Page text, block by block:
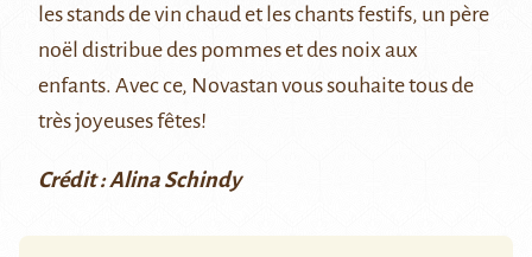
les stands de vin chaud et les chants festifs, un père
noël distribue des pommes et des noix aux
enfants. Avec ce, Novastan vous souhaite tous de
très joyeuses fêtes!
Crédit : Alina Schindy